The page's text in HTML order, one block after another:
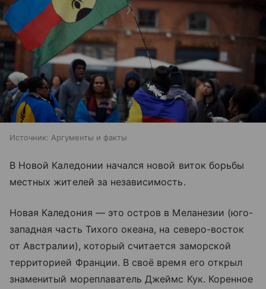
Источник: Аргументы и факты
В Новой Каледонии начался новой виток борьбы
местных жителей за независимость.
Новая Каледония — это остров в Меланезии (юго-
западная часть Тихого океана, на северо-восток
от Австралии), который считается заморской
территорией Франции. В своё время его открыл
знаменитый мореплаватель Джеймс Кук. Коренное